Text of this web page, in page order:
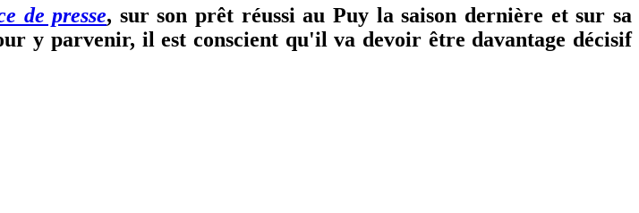
de presse, sur son prêt réussi au Puy la saison dernière et sur sa
y parvenir, il est conscient qu'il va devoir être davantage décisif